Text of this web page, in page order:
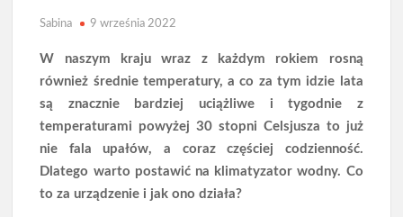
Sabina 9 września 2022
W naszym kraju wraz z każdym rokiem rosną
również średnie temperatury, a co za tym idzie lata
są znacznie bardziej uciążliwe i tygodnie z
temperaturami powyżej 30 stopni Celsjusza to już
nie fala upałów, a coraz częściej codzienność.
Dlatego warto postawić na klimatyzator wodny. Co
to za urządzenie i jak ono działa?